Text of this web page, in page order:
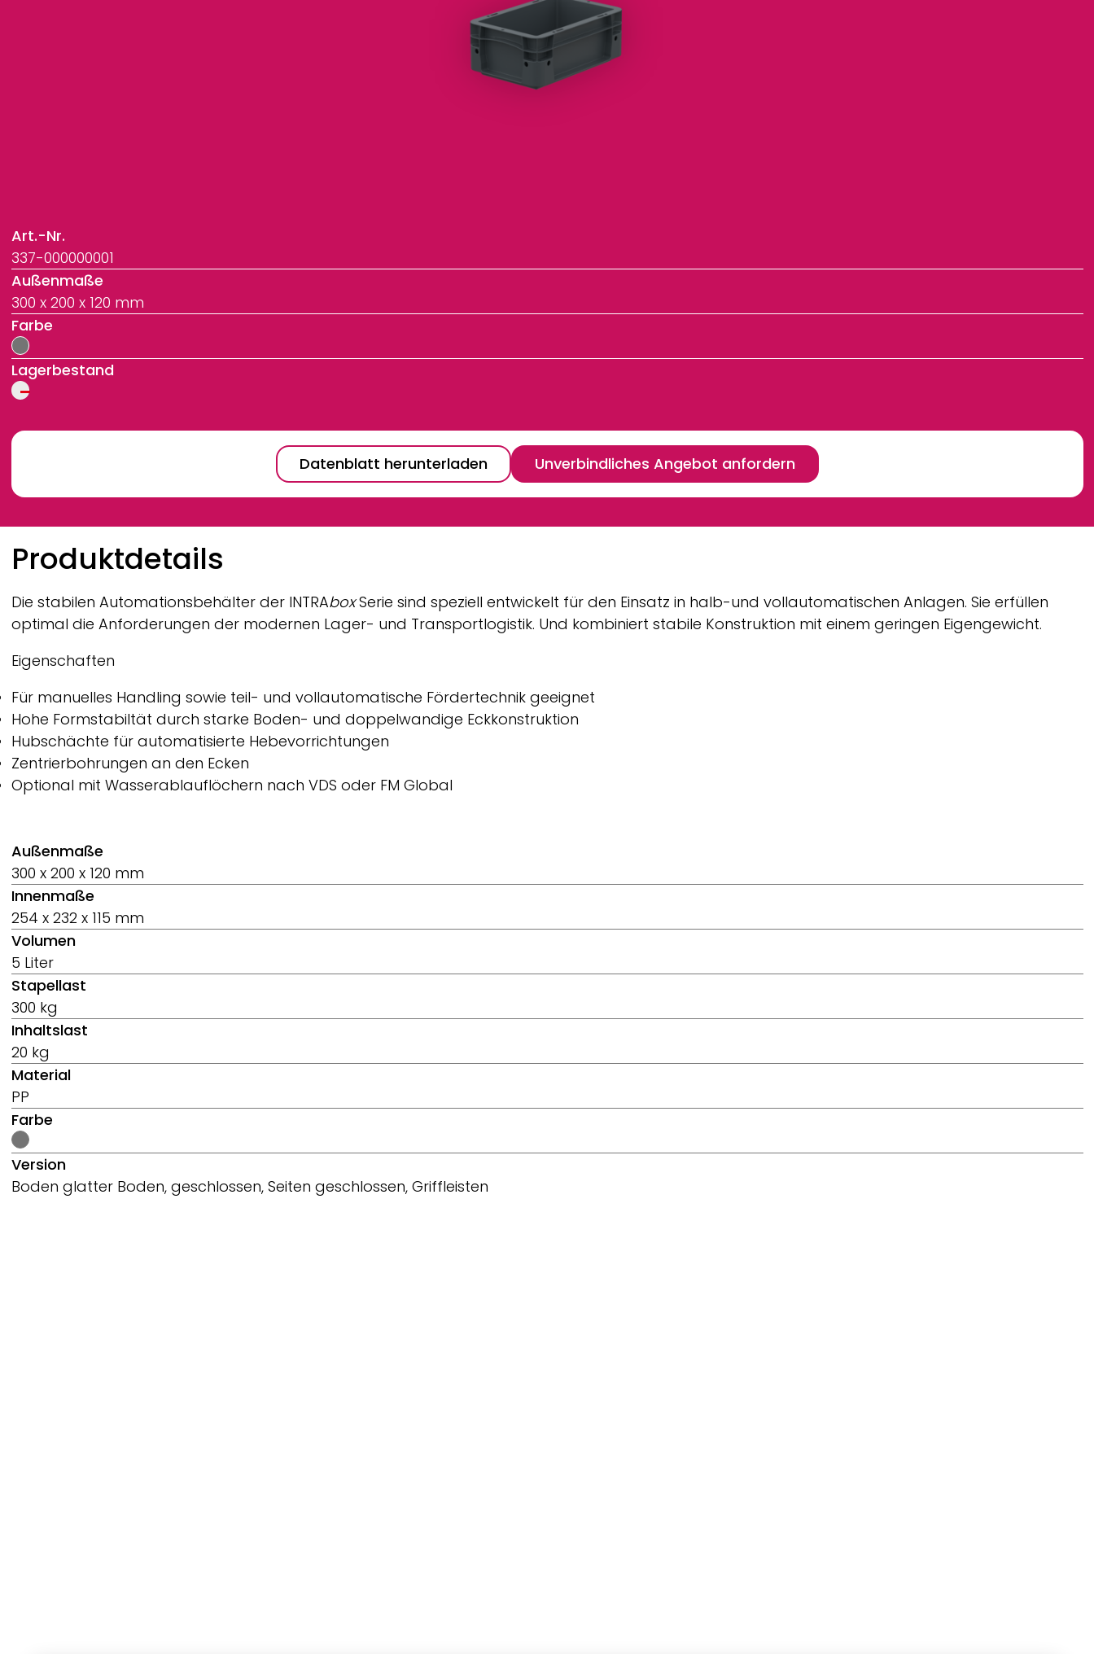
Art.-Nr.
337-000000001
Außenmaße
300 x 200 x 120 mm
Farbe
Lagerbestand
Datenblatt herunterladen Unverbindliches Angebot anfordern
Breadcrumb
Produktdetails
Die stabilen Automationsbehälter derINTRAbox Serie sind speziell entwickelt für den Einsatz in halb-und vollautomatischen Anlagen. Sie erfüllen
optimal die Anforderungen der modernen Lager- und Transportlogistik. Und kombiniert stabile Konstruktion mit einem geringen Eigengewicht.
Eigenschaften
Für manuelles Handling sowie teil- und vollautomatische Fördertechnik geeignet
Hohe Formstabiltät durch starke Boden- und doppelwandige Eckkonstruktion
Hubschächte für automatisierte Hebevorrichtungen
Zentrierbohrungen an den Ecken
Optional mit Wasserablauflöchern nach VDS oder FM Global
Außenmaße
300 x 200 x 120 mm
Innenmaße
254 x 232 x 115 mm
Volumen
5 Liter
Stapellast
300 kg
Inhaltslast
20 kg
Material
PP
Farbe
Version
Boden glatter Boden, geschlossen, Seiten geschlossen, Griffleisten